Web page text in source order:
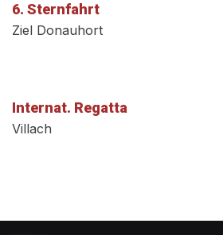
6. Sternfahrt
Ziel Donauhort
Internat. Regatta
Villach